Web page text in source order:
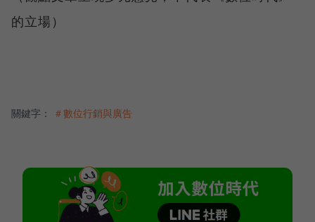
的立場）
關鍵字： ＃數位行銷與廣告